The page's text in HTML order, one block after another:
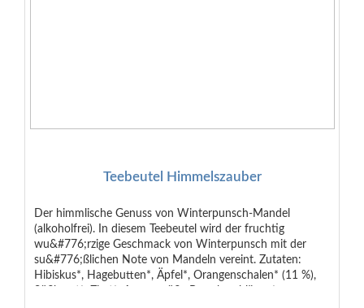
Teebeutel Himmelszauber
Der himmlische Genuss von Winterpunsch-Mandel
(alkoholfrei). In diesem Teebeutel wird der fruchtig
wu&#776;rzige Geschmack von Winterpunsch mit der
su&#776;ßlichen Note von Mandeln vereint. Zutaten:
Hibiskus*, Hagebutten*, Äpfel*, Orangenschalen* (11 %),